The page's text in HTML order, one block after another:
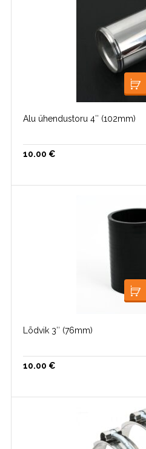
Alu ühendustoru 4″ (102mm)
10.00 €
Lõdvik 3″ (76mm)
10.00 €